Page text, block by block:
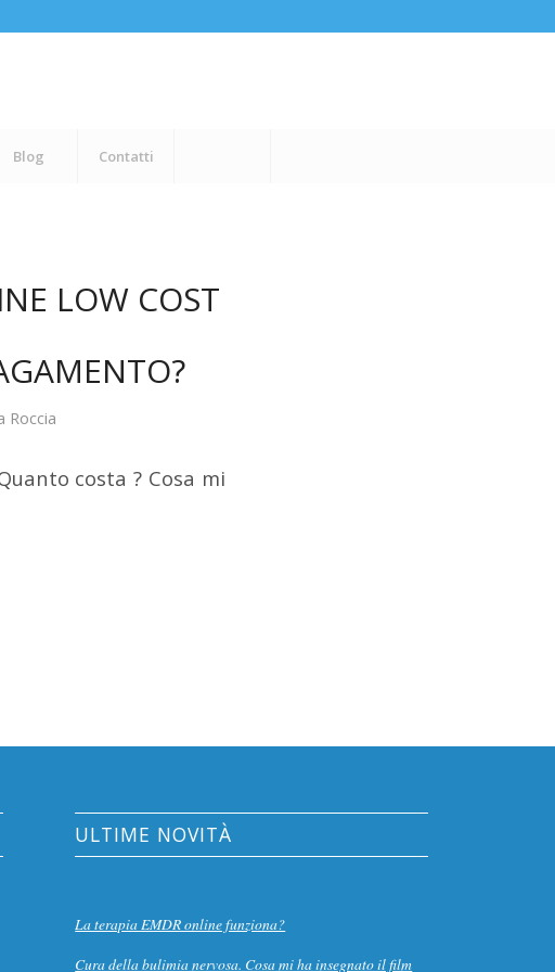
Blog Contatti
LOW COST
Roccia
costa ? Cosa mi
ULTIME NOVITÀ
La terapia EMDR online funziona?
Cura della bulimia nervosa. Cosa mi ha insegnato il film